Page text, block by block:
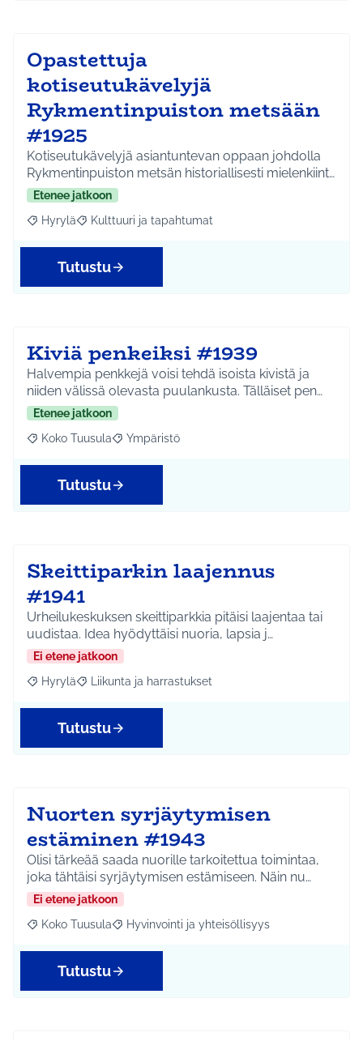
Opastettuja
kotiseutukävelyjä
Rykmentinpuiston metsään
#1925
Kotiseutukävelyjä asiantuntevan oppaan johdolla
Rykmentinpuiston metsän historiallisesti mielenkiint…
Etenee jatkoon
Rajaa tulokset aihepiirin mukaan: Hyrylä
Hyrylä Rajaa tulokset teeman mukaan: Kulttuuri ja
Kulttuuri ja tapahtumat
Tutustu
Kiviä penkeiksi #1939
Halvempia penkkejä voisi tehdä isoista kivistä ja
niiden välissä olevasta puulankusta. Tälläiset pen…
Etenee jatkoon
Rajaa tulokset aihepiirin mukaan: Koko Tuusula
Koko Tuusula Rajaa tulokset teeman mukaan: Ympäristö
Ympäristö
Tutustu
Skeittiparkin laajennus
#1941
Urheilukeskuksen skeittiparkkia pitäisi laajentaa tai
uudistaa. Idea hyödyttäisi nuoria, lapsia j…
Ei etene jatkoon
Rajaa tulokset aihepiirin mukaan: Hyrylä
Hyrylä Rajaa tulokset teeman mukaan: Liikunta ja
Liikunta ja harrastukset
Tutustu
Nuorten syrjäytymisen
estäminen #1943
Olisi tärkeää saada nuorille tarkoitettua toimintaa,
joka tähtäisi syrjäytymisen estämiseen. Näin nu…
Ei etene jatkoon
Rajaa tulokset aihepiirin mukaan: Koko Tuusula
Koko Tuusula Rajaa tulokset teeman mukaan: Hyvinvointi ja
Hyvinvointi ja yhteisöllisyys
Tutustu